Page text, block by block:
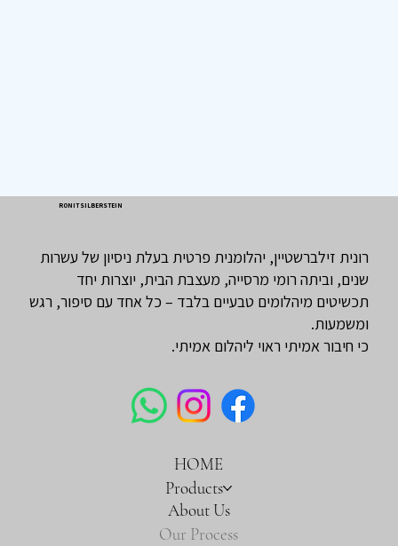
RONIT SILBERSTEIN
רונית זילברשטיין, יהלומנית פרטית בעלת ניסיון של עשרות
שנים, וביתה רומי מרסייה, מעצבת הבית, יוצרות יחד
תכשיטים מיהלומים טבעיים בלבד – כל אחד עם סיפור, רגש
ומשמעות.
כי חיבור אמיתי ראוי ליהלום אמיתי.
HOME
Products
About Us
Our Process